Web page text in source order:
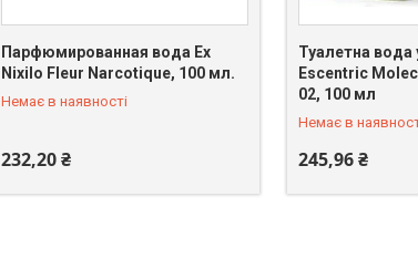
Парфюмированная вода Ex
Nixilo Fleur Narcotique, 100 мл.
Немає в наявності
232,20 ₴
Туалетна вода
Escentric
02, 100 мл
Немає в
245,96 ₴
+380 (67) 398-